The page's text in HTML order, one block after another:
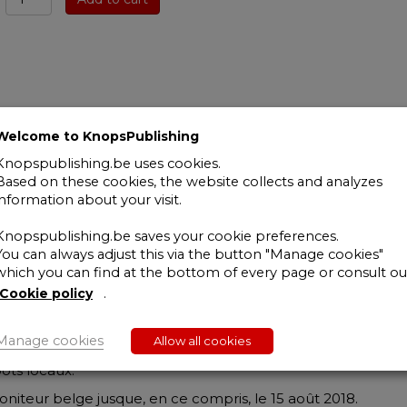
de
août
-
Tome
I
&
quantity
dans le présent Recueil de législation les
textes normatifs se rapportant aux impôts directs et
européenne et internationale.
directs, le droit européen et le droit international.
TVA, les droits d’enregistrement, les droits de
locaux.
belge jusque, en ce compris, le 15 août 2018.
to KnopsPublishing
uses cookies.
on these cookies, the website collects and analyzes
about your visit.
saves your cookie preferences.
can always adjust this via the button "Manage cookies"
you can find at the bottom of every page or consult
Cookie policy
.
cookies Allow all cookies